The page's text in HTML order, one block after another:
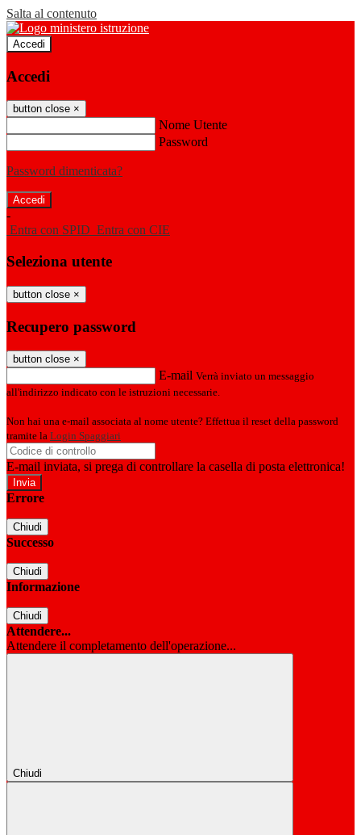
Salta al contenuto
Accedi
Accedi
button close ×
Nome Utente
Password
Password dimenticata?
-
Entra con SPID Entra con CIE
Seleziona utente
button close ×
Recupero password
button close ×
E-mail Verrà inviato un messaggio
all'indirizzo indicato con le istruzioni necessarie.
Non hai una e-mail associata al nome utente? Effettua il reset della password
tramite la Login Spaggiari
E-mail inviata, si prega di controllare la casella di posta elettronica!
Errore
Chiudi
Successo
Chiudi
Informazione
Chiudi
Attendere...
Attendere il completamento dell'operazione...
Chiudi